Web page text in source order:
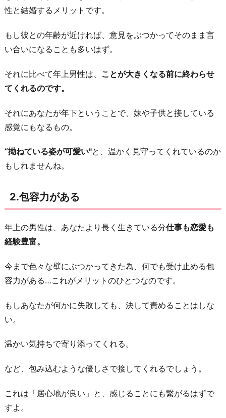
済
に
安
定
し
い
る
色々
な
と
が
学
べ
お
わ
り
性と結婚するメリットです。
もし彼との年齢が近ければ、意見をぶつかってそのまま言
い合いになることも多いはず。
それに比べて年上男性は、 ことが大きくなる前に終わらせ
てくれるのです。
それにあなたが年下ということで、妹や子供と接している
感覚にもなるもの。
“拗ねている姿が可愛い"と、温かく見守ってくれているのか
もしれませんね。
2.包容力がある
年上の男性は、あなたより長く生きている分仕事も恋愛も
経験豊富。
今まで色々な壁にぶつかってきた為、何でも受け止める包
容力がある…これがメリットのひとつなのです。
もしあなたが何かに失敗しても、決して責めることはしな
い。
温かい気持ちで寄り添ってくれる。
など、包み込むような優しさで接してくれるでしょう。
これは「居心地が良い」と、感じることにも繋がるはずで
すよ。